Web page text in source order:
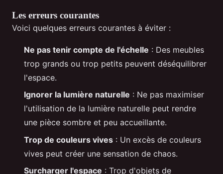
Les erreurs courantes
Voici quelques erreurs courantes à éviter :
Ne pas tenir compte de l'échelle : Des meubles
trop grands ou trop petits peuvent déséquilibrer
l'espace.
Ignorer la lumière naturelle : Ne pas maximiser
l'utilisation de la lumière naturelle peut rendre
une pièce sombre et peu accueillante.
Trop de couleurs vives : Un excès de couleurs
vives peut créer une sensation de chaos.
Surcharger l'espace : Trop d'objets de